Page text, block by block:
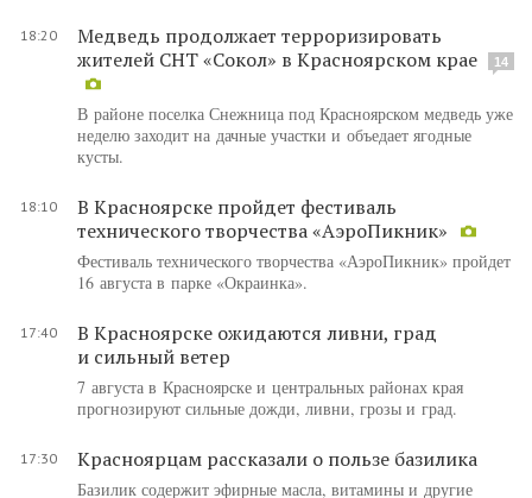
18:20
Медведь продолжает терроризировать
жителей СНТ «Сокол» в Красноярском крае
14
В районе поселка Снежница под Красноярском медведь уже
неделю заходит на дачные участки и объедает ягодные
кусты.
18:10
В Красноярске пройдет фестиваль
технического творчества «АэроПикник»
Фестиваль технического творчества «АэроПикник» пройдет
16 августа в парке «Окраинка».
17:40
В Красноярске ожидаются ливни, град
и сильный ветер
7 августа в Красноярске и центральных районах края
прогнозируют сильные дожди, ливни, грозы и град.
17:30 Красноярцам рассказали о пользе базилика
Базилик содержит эфирные масла, витамины и другие